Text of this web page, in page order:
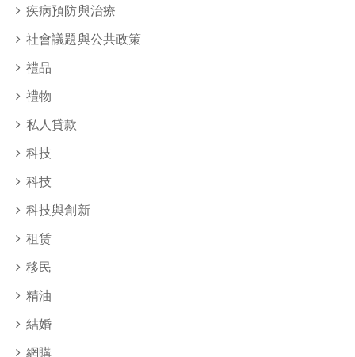
疾病預防與治療
社會議題與公共政策
禮品
禮物
私人貸款
科技
科技
科技與創新
租赁
移民
精油
結婚
網購